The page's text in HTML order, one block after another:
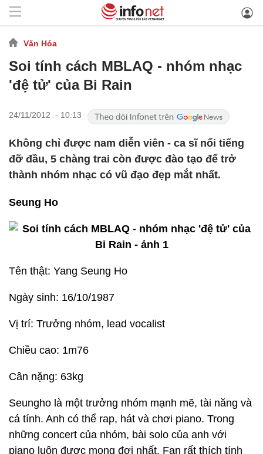
Văn Hóa
Soi tính cách MBLAQ - nhóm nhạc
'đệ tử' của Bi Rain
24/11/2012 - 10:13
Không chỉ được nam diễn viên - ca sĩ nổi tiếng
đỡ đầu, 5 chàng trai còn được đào tạo để trở
thành nhóm nhạc có vũ đạo đẹp mắt nhất.
Seung Ho
Tên thật: Yang Seung Ho
Ngày sinh: 16/10/1987
Vị trí: Trưởng nhóm, lead vocalist
Chiều cao: 1m76
Cân nặng: 63kg
Seungho là một trưởng nhóm mạnh mẽ, tài năng và
cá tính. Anh có thể rap, hát và chơi piano. Trong
những concert của nhóm, bài solo của anh với
piano luôn được mong đợi nhất. Fan rất thích tính